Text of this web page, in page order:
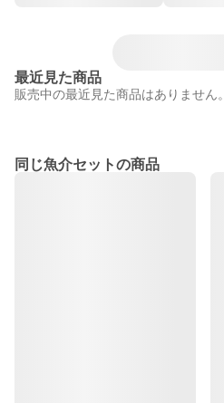
最近見た商品
販売中の最近見た商品はありません。
同じ魚介セットの商品